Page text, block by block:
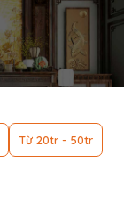
Từ 20tr - 50tr